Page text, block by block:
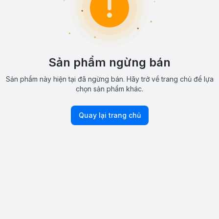
Sản phẩm ngừng bán
Sản phẩm này hiện tại đã ngừng bán. Hãy trở về trang chủ để lựa
chọn sản phẩm khác.
Quay lại trang chủ